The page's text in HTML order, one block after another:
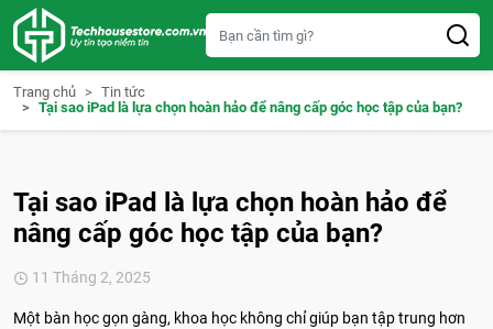
o
Trang chủ
Tin tức
Tại sao iPad là lựa chọn hoàn hảo để nâng cấp góc học tập của bạn?
Tại sao iPad là lựa chọn hoàn hảo để
nâng cấp góc học tập của bạn?
11 Tháng 2, 2025
Một bàn học gọn gàng, khoa học không chỉ giúp bạn tập trung hơn